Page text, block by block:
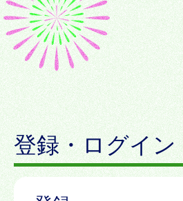
登録・ログイン